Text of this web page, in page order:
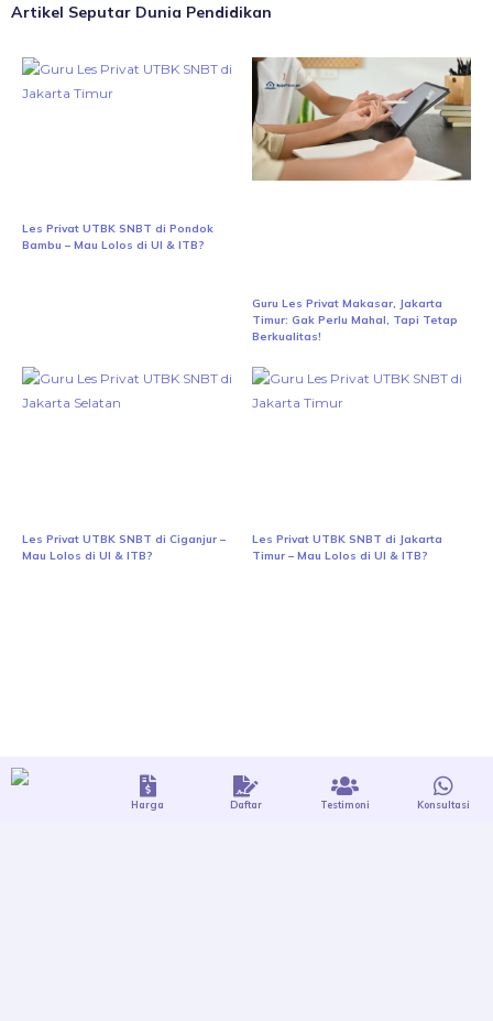
Artikel Seputar Dunia Pendidikan
Les Privat UTBK SNBT di Pondok
Bambu – Mau Lolos di UI & ITB?
Guru Les Privat Makasar, Jakarta
Timur: Gak Perlu Mahal, Tapi Tetap
Berkualitas!
Les Privat UTBK SNBT di Ciganjur –
Mau Lolos di UI & ITB?
Les Privat UTBK SNBT di Jakarta
Timur – Mau Lolos di UI & ITB?
Harga Daftar Testimoni Konsultasi